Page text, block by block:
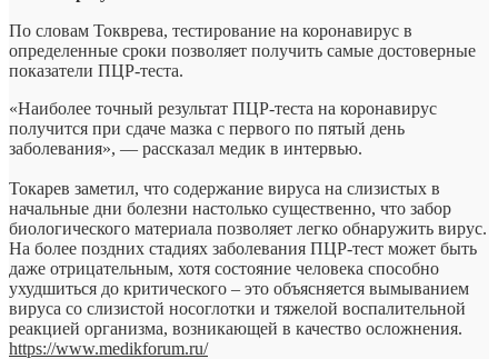
По словам Токврева, тестирование на коронавирус в
определенные сроки позволяет получить самые достоверные
показатели ПЦР-теста.
«Наиболее точный результат ПЦР-теста на коронавирус
получится при сдаче мазка с первого по пятый день
заболевания», — рассказал медик в интервью.
Токарев заметил, что содержание вируса на слизистых в
начальные дни болезни настолько существенно, что забор
биологического материала позволяет легко обнаружить вирус.
На более поздних стадиях заболевания ПЦР-тест может быть
даже отрицательным, хотя состояние человека способно
ухудшиться до критического – это объясняется вымыванием
вируса со слизистой носоглотки и тяжелой воспалительной
реакцией организма, возникающей в качество осложнения.
https://www.medikforum.ru/